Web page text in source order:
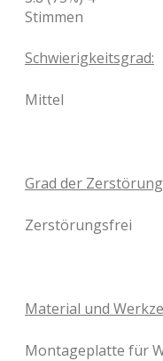
Stimmen
Schwierigkeitsgrad:
Mittel
Grad der
Zerstörungsfrei
Material und
Montageplatte für